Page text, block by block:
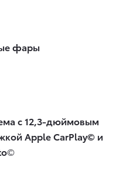
фары
с 12,3-дюймовым
Apple CarPlay© и
©